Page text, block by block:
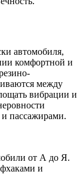
автомобиля,
комфортной и
между
вибрации и
пассажирами.
от А до Я.
и